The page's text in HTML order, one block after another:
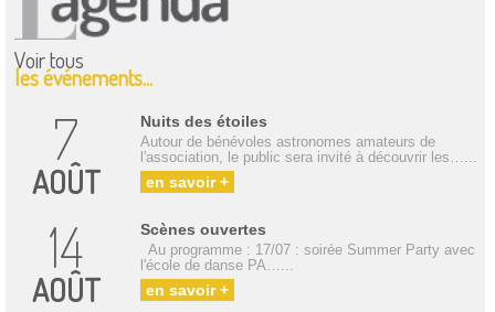
Voir tous
les événements...
7
AOÛT
Nuits des étoiles
Autour de bénévoles astronomes amateurs de
l'association, le public sera invité à découvrir les…...
en savoir +
14
AOÛT
Scènes ouvertes
Au programme : 17/07 : soirée Summer Party avec
l'école de danse PA…...
en savoir +